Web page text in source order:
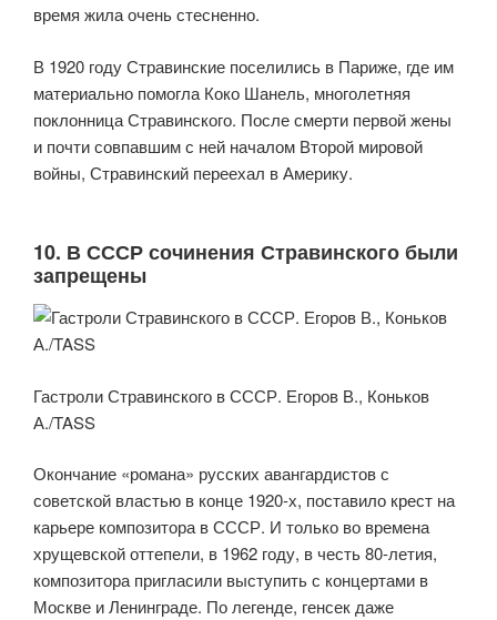
время жила очень стесненно.
В 1920 году Стравинские поселились в Париже, где им
материально помогла Коко Шанель, многолетняя
поклонница Стравинского. После смерти первой жены
и почти совпавшим с ней началом Второй мировой
войны, Стравинский переехал в Америку.
10. В СССР сочинения Стравинского были
запрещены
Гастроли Стравинского в СССР. Егоров В., Коньков
А./TASS
Окончание «романа» русских авангардистов с
советской властью в конце 1920-х, поставило крест на
карьере композитора в СССР. И только во времена
хрущевской оттепели, в 1962 году, в честь 80-летия,
композитора пригласили выступить с концертами в
Москве и Ленинграде. По легенде, генсек даже